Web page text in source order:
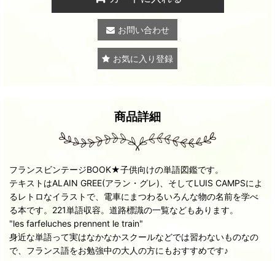
お問い合わせ
お気に入り登録
商品詳細
フランスビンテージBOOK★子供向けの単語図鑑です。
テキストはALAIN GREE(アラン・グレ)、そしてLUIS CAMPSによ
るレトロなイラストで、電車にまつわるいろんな物の名前を学べ
る本です。221単語収容。道路標識の一覧などもあります。
"les farfeluches prennent le train"
身近な単語って実はなかなかスクールなどでは習わないものなの
で、フランス語をお勉強中の大人の方にもおすすめです♪